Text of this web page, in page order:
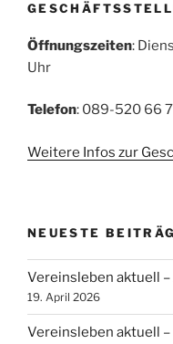
Öffnungszeiten:
Uhr
Telefon: 089-520 66
Weitere Infos zur
NEUESTE
Vereinsleben aktuell
19. April 2026
Vereinsleben aktuell